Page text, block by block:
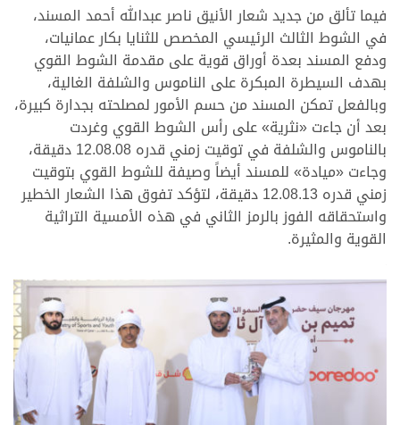
فيما تألق من جديد شعار الأنيق ناصر عبدالله أحمد المسند،
في الشوط الثالث الرئيسي المخصص للثنايا بكار عمانيات،
ودفع المسند بعدة أوراق قوية على مقدمة الشوط القوي
بهدف السيطرة المبكرة على الناموس والشلفة الغالية،
وبالفعل تمكن المسند من حسم الأمور لمصلحته بجدارة كبيرة،
بعد أن جاءت «نثرية» على رأس الشوط القوي وغردت
بالناموس والشلفة في توقيت زمني قدره 12.08.08 دقيقة،
وجاءت «ميادة» للمسند أيضاً وصيفة للشوط القوي بتوقيت
زمني قدره 12.08.13 دقيقة، لتؤكد تفوق هذا الشعار الخطير
واستحقاقه الفوز بالرمز الثاني في هذه الأمسية التراثية
القوية والمثيرة.